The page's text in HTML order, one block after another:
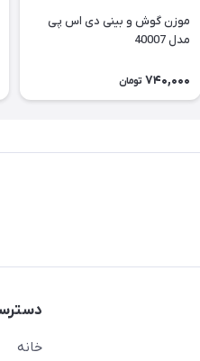
موزن گوش و بینی دی اس پی
مدل 40007
740,000 تومان
خانه